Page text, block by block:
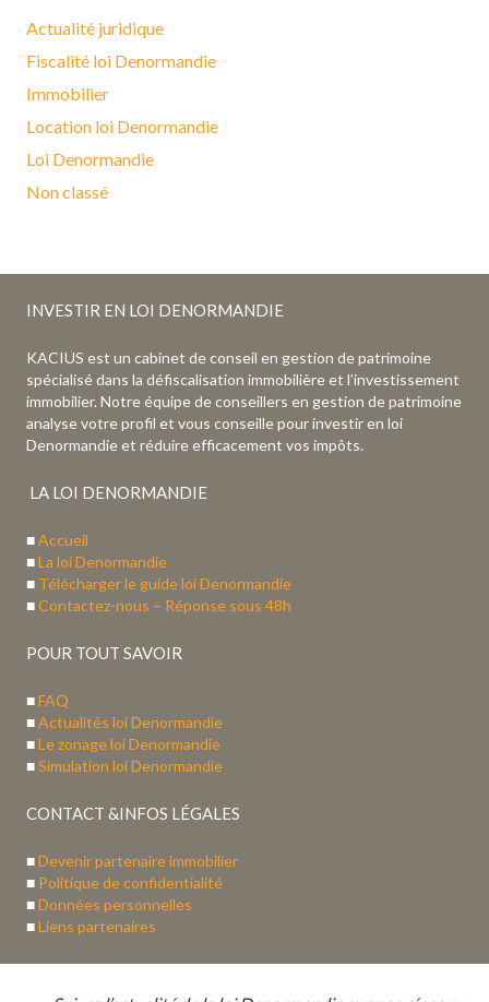
Actualité juridique
Fiscalité loi Denormandie
Immobilier
Location loi Denormandie
Loi Denormandie
Non classé
INVESTIR EN LOI DENORMANDIE
KACIUS est un cabinet de conseil en gestion de patrimoine
spécialisé dans la défiscalisation immobilière et l’investissement
immobilier. Notre équipe de conseillers en gestion de patrimoine
analyse votre profil et vous conseille pour investir en loi
Denormandie et réduire efficacement vos impôts.
LA LOI DENORMANDIE
■Accueil
■La loi Denormandie
■ Télécharger le guide loi Denormandie
■Contactez-nous – Réponse sous 48h
POUR TOUT SAVOIR
■FAQ
■Actualités loi Denormandie
■Le zonage loi Denormandie
■Simulation loi Denormandie
CONTACT &INFOS LÉGALES
■Devenir partenaire immobilier
■ Politique de confidentialité
■Données personnelles
■Liens partenaires